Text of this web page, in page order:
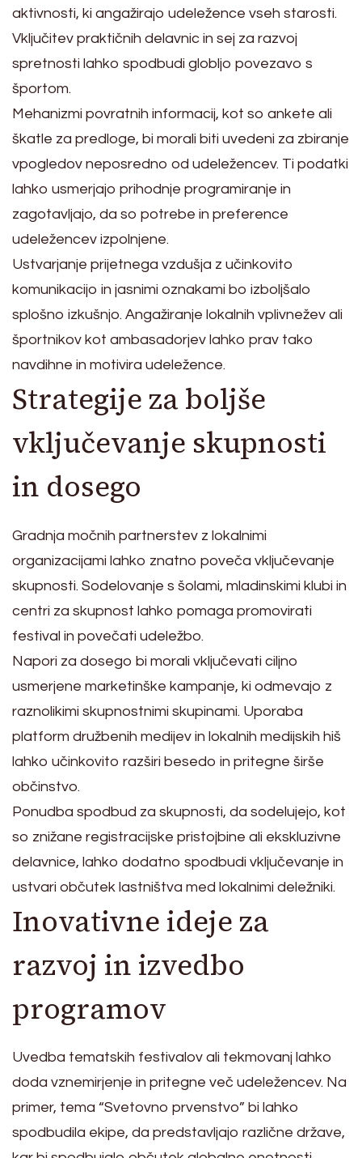
aktivnosti, ki angažirajo udeležence vseh starosti.
Vključitev praktičnih delavnic in sej za razvoj
spretnosti lahko spodbudi globljo povezavo s
športom.
Mehanizmi povratnih informacij, kot so ankete ali
škatle za predloge, bi morali biti uvedeni za zbiranje
vpogledov neposredno od udeležencev. Ti podatki
lahko usmerjajo prihodnje programiranje in
zagotavljajo, da so potrebe in preference
udeležencev izpolnjene.
Ustvarjanje prijetnega vzdušja z učinkovito
komunikacijo in jasnimi oznakami bo izboljšalo
splošno izkušnjo. Angažiranje lokalnih vplivnežev ali
športnikov kot ambasadorjev lahko prav tako
navdihne in motivira udeležence.
Strategije za boljše
vključevanje skupnosti
in dosego
Gradnja močnih partnerstev z lokalnimi
organizacijami lahko znatno poveča vključevanje
skupnosti. Sodelovanje s šolami, mladinskimi klubi in
centri za skupnost lahko pomaga promovirati
festival in povečati udeležbo.
Napori za dosego bi morali vključevati ciljno
usmerjene marketinške kampanje, ki odmevajo z
raznolikimi skupnostnimi skupinami. Uporaba
platform družbenih medijev in lokalnih medijskih hiš
lahko učinkovito razširi besedo in pritegne širše
občinstvo.
Ponudba spodbud za skupnosti, da sodelujejo, kot
so znižane registracijske pristojbine ali ekskluzivne
delavnice, lahko dodatno spodbudi vključevanje in
ustvari občutek lastništva med lokalnimi deležniki.
Inovativne ideje za
razvoj in izvedbo
programov
Uvedba tematskih festivalov ali tekmovanj lahko
doda vznemirjenje in pritegne več udeležencev. Na
primer, tema “Svetovno prvenstvo” bi lahko
spodbudila ekipe, da predstavljajo različne države,